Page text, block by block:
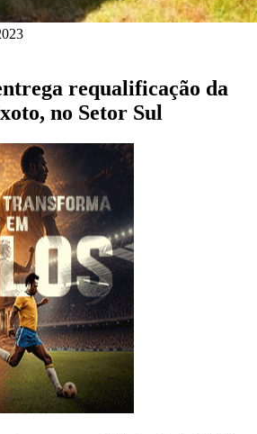
requalificação da
no Setor Sul